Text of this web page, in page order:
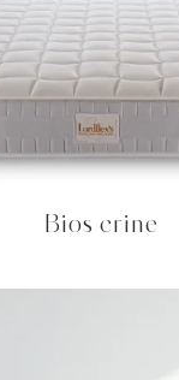
Bios crine